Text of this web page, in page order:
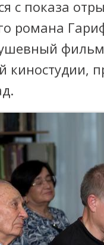
с показа
романа
киностудии,